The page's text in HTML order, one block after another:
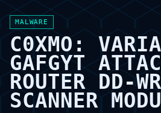
MALWARE
C0XMO:
GAFGYT
ROUTER DD-
SCANNER